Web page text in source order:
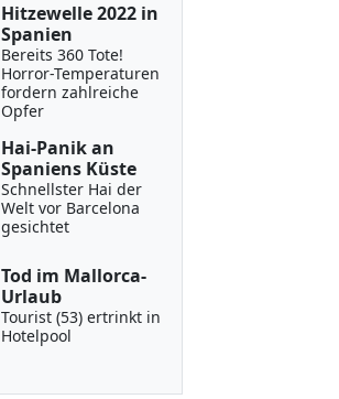
Hitzewelle 2022 in
Spanien
Bereits 360 Tote!
Horror-Temperaturen
fordern zahlreiche
Opfer
Hai-Panik an
Spaniens Küste
Schnellster Hai der
Welt vor Barcelona
gesichtet
Tod im Mallorca-
Urlaub
Tourist (53) ertrinkt in
Hotelpool